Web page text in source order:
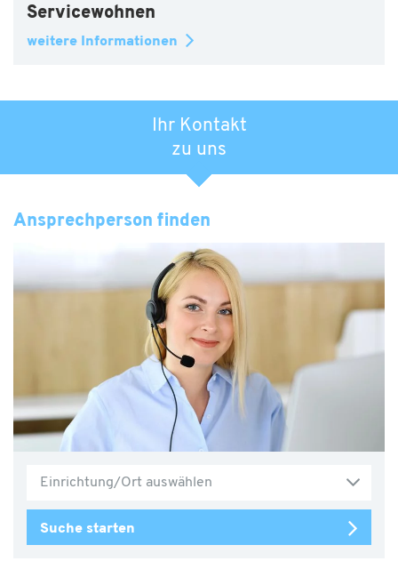
Servicewohnen
weitere Informationen
Ihr Kontakt
zu uns
Ansprechperson finden
Einrichtung/Ort auswählen
Suche starten